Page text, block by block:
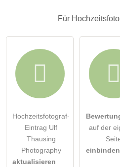
Für
Hochzeitsfotograf-
Eintrag Ulf
Thausing
Photography
aktualisieren
auf der
einbinden